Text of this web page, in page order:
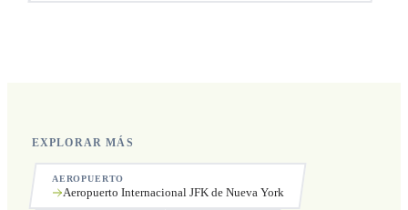
EXPLORAR MÁS
AEROPUERTO
Aeropuerto Internacional JFK de Nueva York